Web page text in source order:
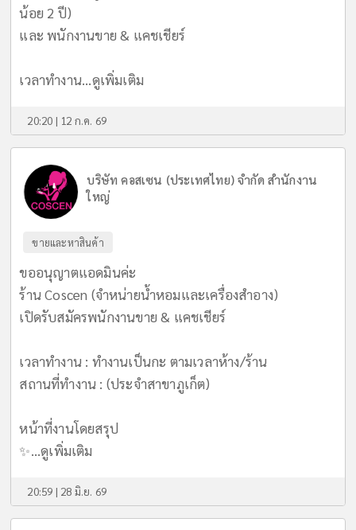
น้อย 2 ปี)
และ พนักงานขาย & แคชเชียร์
เวลาทำงาน...ดูเพิ่มเติม
20:20 | 12 ก.ค. 69
บริษัท คอสเซน (ประเทศไทย) จำกัด สำนักงาน
ใหญ่
ขายและหาสินค้า
ขออนุญาตแอดมินค่ะ
ร้าน Coscen (จำหน่ายน้ำหอมและเครื่องสำอาง)
เปิดรับสมัครพนักงานขาย & แคชเชียร์
เวลาทำงาน : ทำงานเป็นกะ ตามเวลาห้าง/ร้าน
สถานที่ทำงาน : (ประจำสาขาภูเก็ต)
หน้าที่งานโดยสรุป
✨...ดูเพิ่มเติม
20:59 | 28 มิ.ย. 69